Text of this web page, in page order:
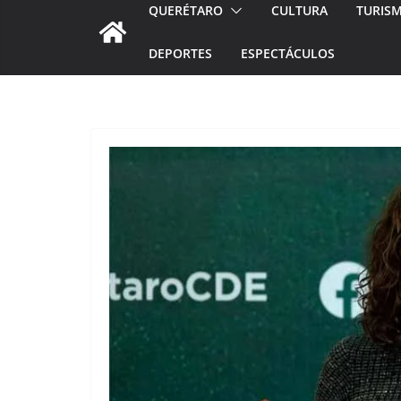
QUERÉTARO CULTURA
DEPORTES ESPECTÁCULOS